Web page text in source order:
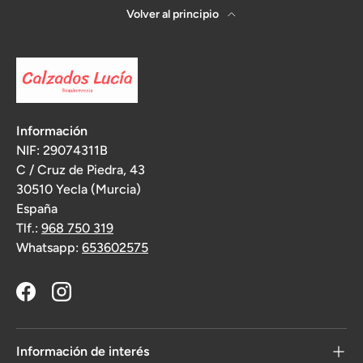
Volver al principio
Información
NIF: 29074311B
C / Cruz de Piedra, 43
30510 Yecla (Murcia)
España
Tlf.: 968 750 319
Whatsapp: 653602575
FacebookInstagram
Información de interés